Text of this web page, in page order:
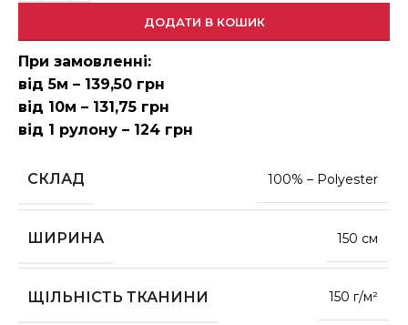
ДОДАТИ В КОШИК
При замовленні:
від 5м – 139,50 грн
від 10м – 131,75 грн
від 1 рулону – 124 грн
СКЛАД 100% – Polyester
ШИРИНА 150 см
ЩІЛЬНІСТЬ ТКАНИНИ 150 г/м²